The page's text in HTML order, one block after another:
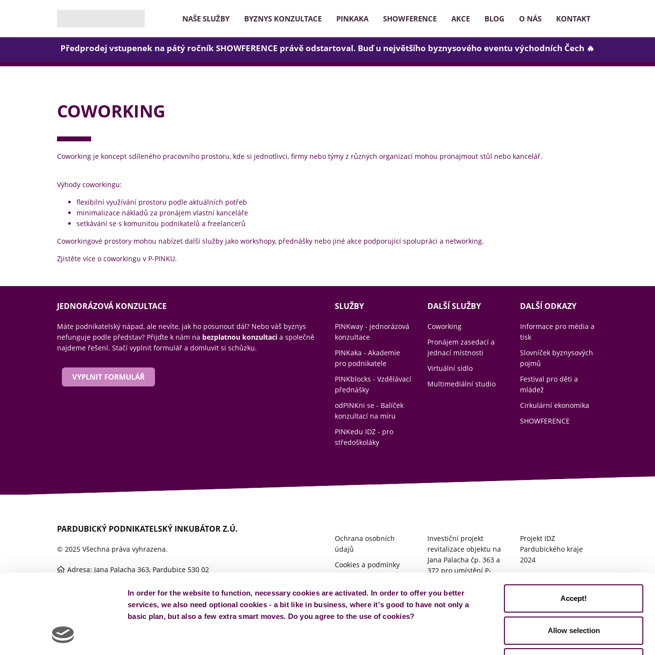
In order for the website to function, necessary cookies are activated. In order to offer you better
services, we also need optional cookies - a bit like in business, where it's good to have not only a
basic plan, but also a few extra smart moves. Do you agree to the use of cookies?
Accept!
Allow selection
NAŠE SLUŽBY BYZNYS KONZULTACE PINKAKA SHOWFERENCE AKCE BLOG O NÁS KONTAKT
Předprodej vstupenek na pátý ročník SHOWFERENCE právě odstartoval. Buď u největšího byznysového eventu východních Čech 🔥
COWORKING
Coworking je koncept sdíleného pracovního prostoru, kde si jednotlivci, firmy nebo týmy z různých organizací mohou pronajmout stůl nebo kancelář.
Výhody coworkingu:
flexibilní využívání prostoru podle aktuálních potřeb
minimalizace nákladů za pronájem vlastní kanceláře
setkávání se s komunitou podnikatelů a freelancerů
Coworkingové prostory mohou nabízet další služby jako workshopy, přednášky nebo jiné akce podporující spolupráci a networking.
Zjistěte více o coworkingu v P-PINKU.
JEDNORÁZOVÁ KONZULTACE
Máte podnikatelský nápad, ale nevíte, jak ho posunout dál? Nebo váš byznys
nefunguje podle představ? Přijďte k nám na bezplatnou konzultaci a společně
najdeme řešení. Stačí vyplnit formulář a domluvit si schůzku.
VYPLNIT FORMULÁŘ
SLUŽBY
PINKway - jednorázová
konzultace
PINKaka - Akademie
pro podnikatele
PINKblocks - Vzdělávací
přednášky
odPINKni se - Balíček
konzultací na míru
PINKedu IDZ - pro
středoškoláky
DALŠÍ SLUŽBY
Coworking
Pronájem zasedací a
jednací místnosti
Virtuální sídlo
Multimediální studio
DALŠÍ ODKAZY
Informace pro média a
tisk
Slovníček byznysových
pojmů
Festival pro děti a
mládež
Cirkulární ekonomika
SHOWFERENCE
PARDUBICKÝ PODNIKATELSKÝ INKUBÁTOR Z.Ú.
© 2025 Všechna práva vyhrazena.
Adresa: Jana Palacha 363, Pardubice 530 02
Ochrana osobních
údajů
Cookies a podmínky
Obchodní podmínky a
další dokumenty
Investiční projekt
revitalizace objektu na
Jana Palacha čp. 363 a
372 pro umístění P-
Neinvestiční projekt
zvýšení kvality a
Projekt IDZ
Pardubického kraje
2024
inovativních startupů v